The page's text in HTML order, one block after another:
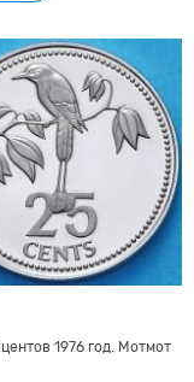
1976 год. Мотмот